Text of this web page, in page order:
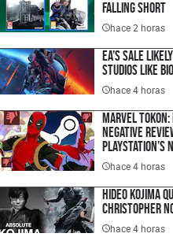
Falling Short
hace 2 horas
EA’s Sale
Studios Like
hace 4 horas
Marvel
Negative
PlayStation’s
hace 4 horas
Hideo Kojima
Christopher
hace 4 horas